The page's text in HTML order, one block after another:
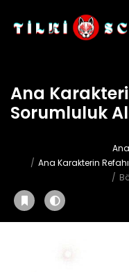
Ana
Sorumluluk
Ana Karakterin